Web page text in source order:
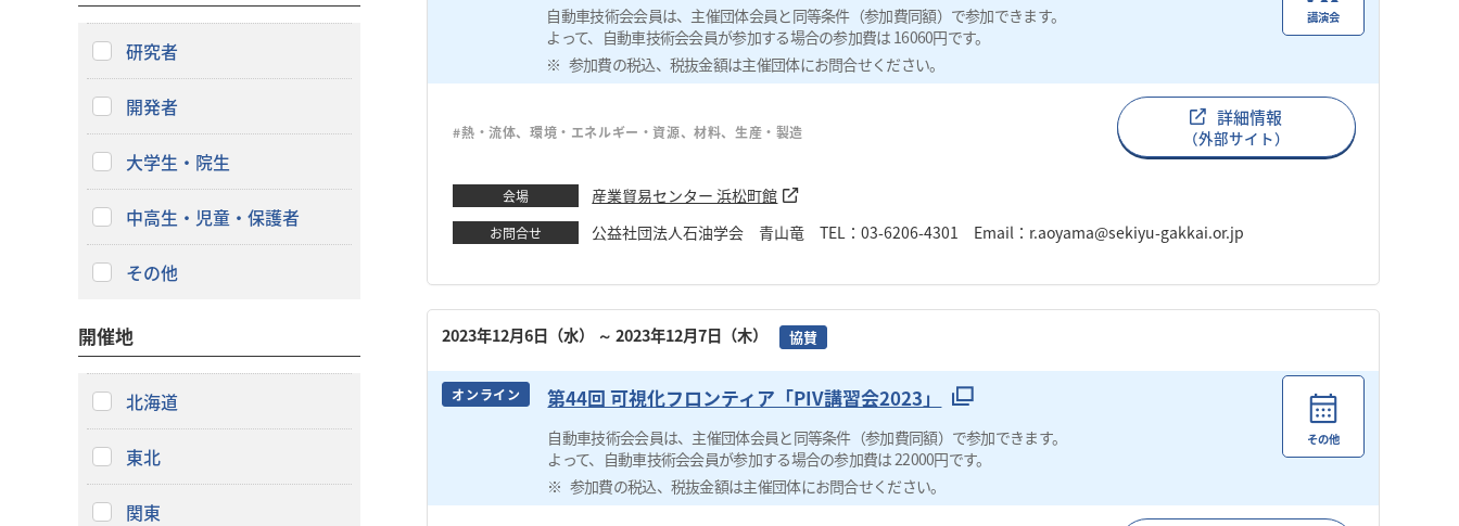
自動車技術会会員は、主催団体会員と同等条件（参加費同額）で参加できます。
よって、自動車技術会会員が参加する場合の参加費は 16060円です。
参加費の税込、税抜金額は主催団体にお問合せください。
講演会
#熱・流体、環境・エネルギー・資源、材料、生産・製造
詳細情報
（外部サイト）
会場 産業貿易センター 浜松町館
お問合せ 公益社団法人石油学会 青山竜 TEL：03-6206-4301 Email：r.aoyama@sekiyu-gakkai.or.jp
2023年12月6日（水） ～ 2023年12月7日（木） 協賛
オンライン 第44回 可視化フロンティア「PIV講習会2023」
自動車技術会会員は、主催団体会員と同等条件（参加費同額）で参加できます。
よって、自動車技術会会員が参加する場合の参加費は 22000円です。
参加費の税込、税抜金額は主催団体にお問合せください。
その他
研究者
開発者
大学生・院生
中高生・児童・保護者
その他
開催地
北海道
東北
関東